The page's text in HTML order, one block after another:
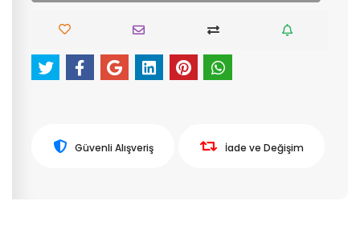
Güvenli Alışveriş İade ve Değişim